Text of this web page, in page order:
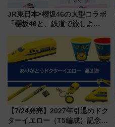
JR東日本×櫻坂46の大型コラボ
「櫻坂46と、鉄道で旅しよ
潟・長野・庄内へ
【7/24発売】2027年引退のドク
ターイエロー（T5編成）記念グ